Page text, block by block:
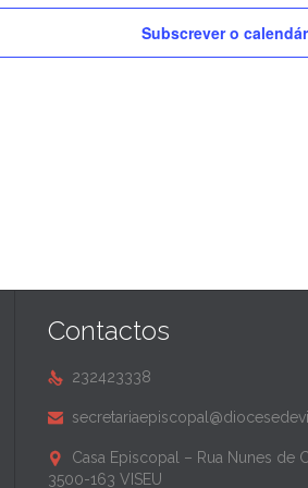
Subscrever o
Contactos
 232423338


Casa Episcopal – Rua Nunes de
3500-163 VISEU